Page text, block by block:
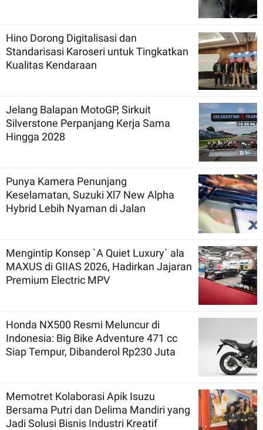
Hino Dorong Digitalisasi dan
Standarisasi Karoseri untuk Tingkatkan
Kualitas Kendaraan
Jelang Balapan MotoGP, Sirkuit
Silverstone Perpanjang Kerja Sama
Hingga 2028
Punya Kamera Penunjang
Keselamatan, Suzuki Xl7 New Alpha
Hybrid Lebih Nyaman di Jalan
Mengintip Konsep `A Quiet Luxury` ala
MAXUS di GIIAS 2026, Hadirkan Jajaran
Premium Electric MPV
Honda NX500 Resmi Meluncur di
Indonesia: Big Bike Adventure 471 cc
Siap Tempur, Dibanderol Rp230 Juta
Memotret Kolaborasi Apik Isuzu
Bersama Putri dan Delima Mandiri yang
Jadi Solusi Bisnis Industri Kreatif